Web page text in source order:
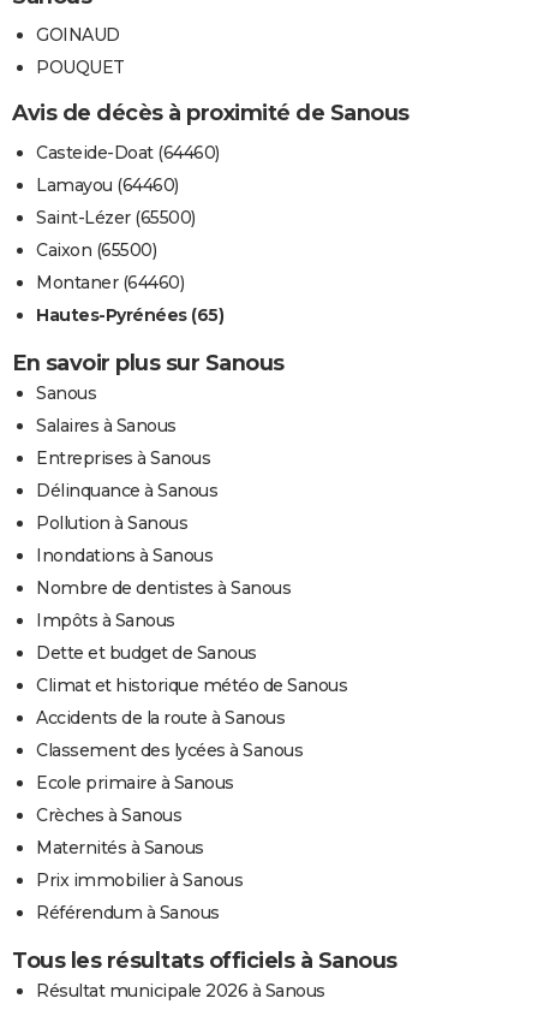
GOINAUD
POUQUET
Avis de décès à proximité de Sanous
Casteide-Doat (64460)
Lamayou (64460)
Saint-Lézer (65500)
Caixon (65500)
Montaner (64460)
Hautes-Pyrénées (65)
En savoir plus sur Sanous
Sanous
Salaires à Sanous
Entreprises à Sanous
Délinquance à Sanous
Pollution à Sanous
Inondations à Sanous
Nombre de dentistes à Sanous
Impôts à Sanous
Dette et budget de Sanous
Climat et historique météo de Sanous
Accidents de la route à Sanous
Classement des lycées à Sanous
Ecole primaire à Sanous
Crèches à Sanous
Maternités à Sanous
Prix immobilier à Sanous
Référendum à Sanous
Tous les résultats officiels à Sanous
Résultat municipale 2026 à Sanous